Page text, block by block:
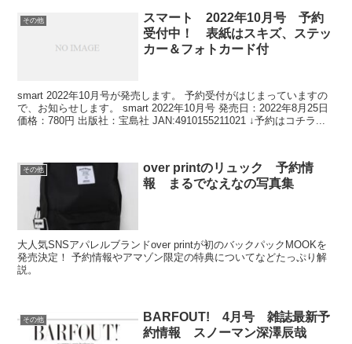
その他
スマート 2022年10月号 予約
受付中！ 表紙はスキズ、ステッ
カー＆フォトカード付
smart 2022年10月号が発売します。 予約受付がはじまっていますの
で、お知らせします。 smart 2022年10月号 発売日：2022年8月25日
価格：780円 出版社：宝島社 JAN:4910155211021 ↓予約はコチラ...
その他
over printのリュック 予約情
報 まるでなえなの写真集
大人気SNSアパレルブランドover printが初のバックパックMOOKを
発売決定！ 予約情報やアマゾン限定の特典についてなどたっぷり解
説。
その他
BARFOUT! 4月号 雑誌最新予
約情報 スノーマン深澤辰哉